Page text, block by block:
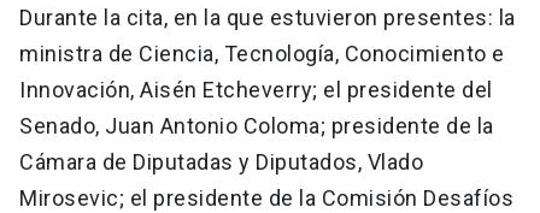
Durante la cita, en la que estuvieron presentes: la
ministra de Ciencia, Tecnología, Conocimiento e
Innovación, Aisén Etcheverry; el presidente del
Senado, Juan Antonio Coloma; presidente de la
Cámara de Diputadas y Diputados, Vlado
Mirosevic; el presidente de la Comisión Desafíos